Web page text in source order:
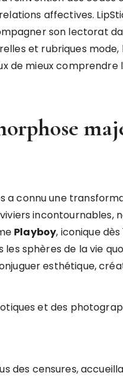
affectives.
son lectorat
et rubriques
de mieux
a connu une
Playboy, iconique
sphères de la vie
esthétique,
et des
des censures,